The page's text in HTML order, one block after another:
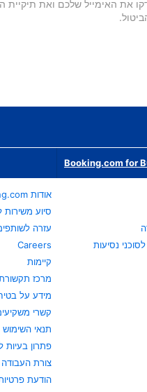
את האימייל שלכם ואת
Booking.com for
אודות Booking.com
סיוע משירות
עזרה
Careers
קיימות
מרכז
מידע על
קשרי
תנאי השימוש
פתרון בעיות
צורת העבודה
הודעת